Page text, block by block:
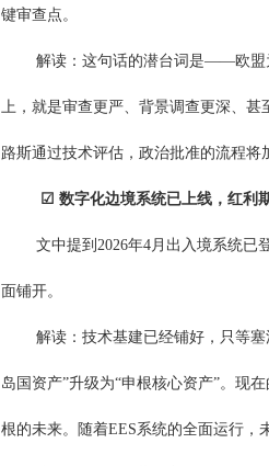
键审查点。
解读：这句话的潜台词是——欧盟
上，就是审查更严、背景调查更深、甚
路斯通过技术评估，政治批准的流程将
☑ 数字化边境系统已上线，红利
文中提到2026年4月出入境系统已
面铺开。
解读：技术基建已经铺好，只等
岛国资产”升级为“申根核心资产”。现
根的未来。随着EES系统的全面运行